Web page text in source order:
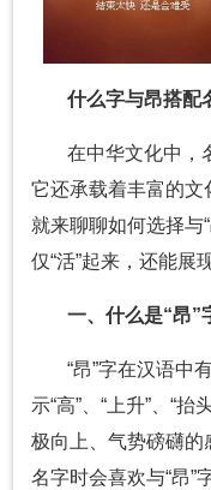
什么字与昂搭配
在中华文化中，
它还承载着丰富的文
就来聊聊如何选择与
仅“活”起来，还能展
一、什么是“昂”
“昂”字在汉语中
示“高”、“上升”、“
极向上、气势磅礴的
名字时会喜欢与“昂”